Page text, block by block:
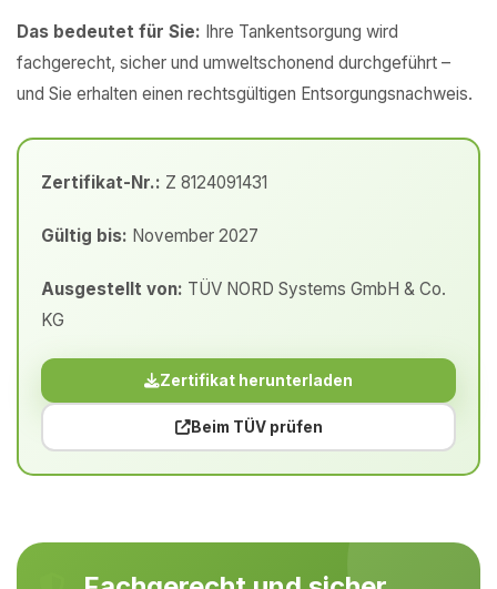
Das bedeutet für Sie: Ihre Tankentsorgung wird
fachgerecht, sicher und umweltschonend durchgeführt –
und Sie erhalten einen rechtsgültigen Entsorgungsnachweis.
Zertifikat-Nr.: Z 8124091431
Gültig bis: November 2027
Ausgestellt von: TÜV NORD Systems GmbH & Co.
KG
Zertifikat herunterladen
Beim TÜV prüfen